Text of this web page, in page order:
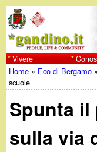
al
w
w
w
Vivere
Tu
sei
qui
Home » Eco di Bergamo
scuole
Spunta il
sulla via